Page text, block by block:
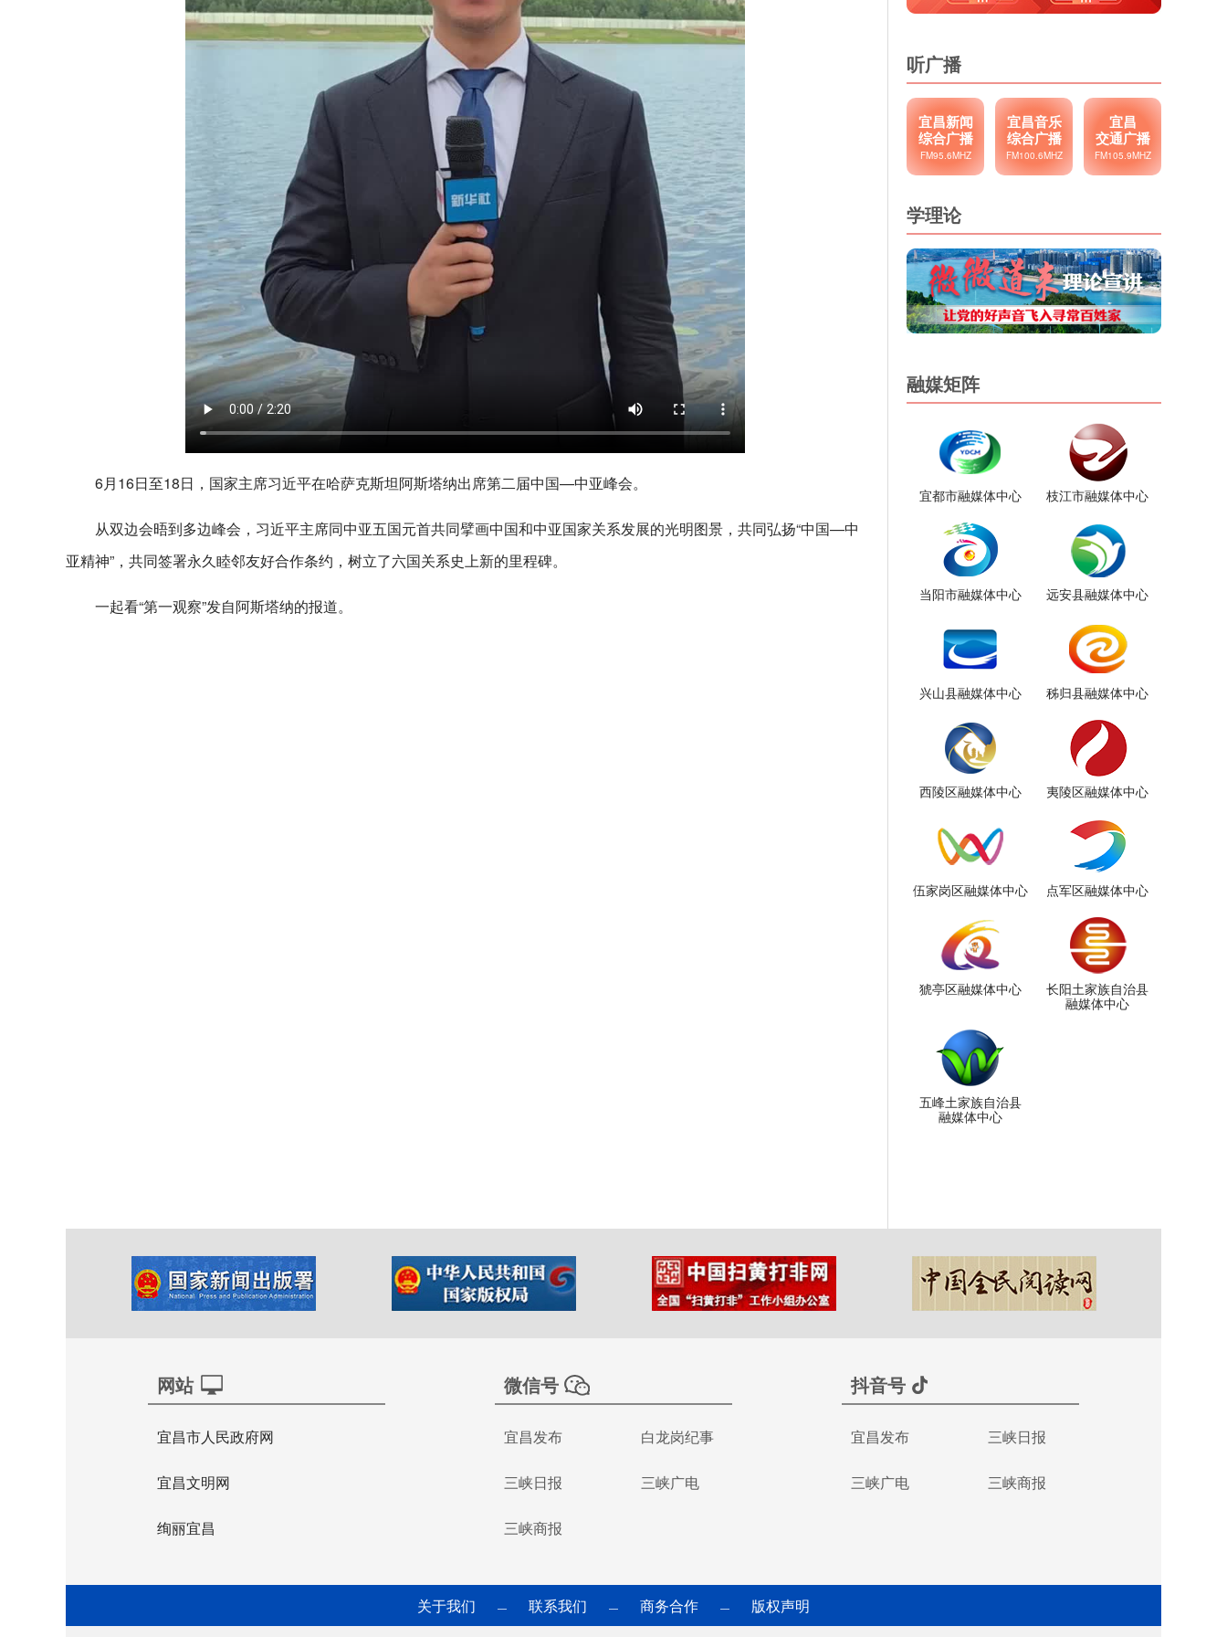
6月16日至18日，国家主席习近平在哈萨克斯坦阿斯塔纳出席第二届中国—中亚峰会。
从双边会晤到多边峰会，习近平主席同中亚五国元首共同擘画中国和中亚国家关系发展的光明图景，共同弘扬“中国—中
亚精神”，共同签署永久睦邻友好合作条约，树立了六国关系史上新的里程碑。
一起看“第一观察”发自阿斯塔纳的报道。
听广播
宜昌新闻
综合广播
FM95.6MHZ
宜昌音乐
综合广播
FM100.6MHZ
宜昌
交通广播
FM105.9MHZ
学理论
融媒矩阵
宜都市融媒体中心 枝江市融媒体中心
当阳市融媒体中心 远安县融媒体中心
兴山县融媒体中心 秭归县融媒体中心
西陵区融媒体中心 夷陵区融媒体中心
伍家岗区融媒体中心 点军区融媒体中心
猇亭区融媒体中心
长阳土家族自治县
融媒体中心
五峰土家族自治县
融媒体中心
网站
宜昌市人民政府网
宜昌文明网
绚丽宜昌
微信号
宜昌发布 白龙岗纪事
三峡日报 三峡广电
三峡商报
抖音号
宜昌发布 三峡日报
三峡广电 三峡商报
关于我们 — 联系我们 — 商务合作 — 版权声明